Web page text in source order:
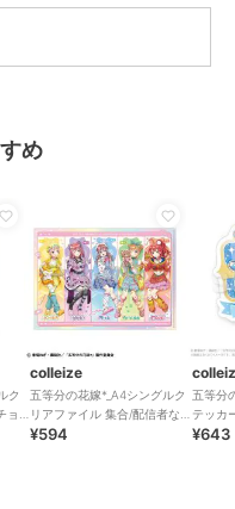
め
ク
ョ
colleize
五等分の花嫁*_A4シングルク
リアファイル 集合/配信者な
りきり
¥594
五等分
テッカ
野三玖
¥643